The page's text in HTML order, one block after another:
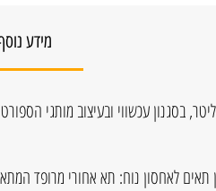
מידע
תיק קל משקל בנפח של 27 ליטר, בסגנון עכשווי ובעיצוב
תאים לאחסון נוח: תא אחורי מרופד